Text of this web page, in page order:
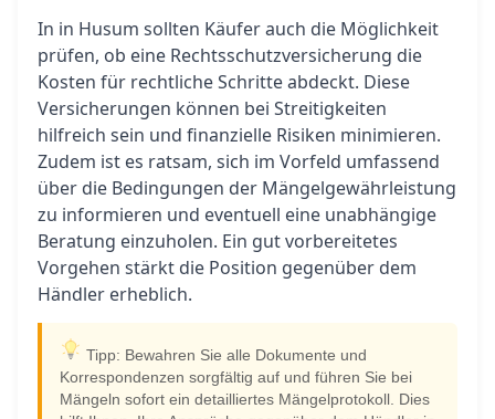
In in Husum sollten Käufer auch die Möglichkeit
prüfen, ob eine Rechtsschutzversicherung die
Kosten für rechtliche Schritte abdeckt. Diese
Versicherungen können bei Streitigkeiten
hilfreich sein und finanzielle Risiken minimieren.
Zudem ist es ratsam, sich im Vorfeld umfassend
über die Bedingungen der Mängelgewährleistung
zu informieren und eventuell eine unabhängige
Beratung einzuholen. Ein gut vorbereitetes
Vorgehen stärkt die Position gegenüber dem
Händler erheblich.
Tipp: Bewahren Sie alle Dokumente und
Korrespondenzen sorgfältig auf und führen Sie bei
Mängeln sofort ein detailliertes Mängelprotokoll. Dies